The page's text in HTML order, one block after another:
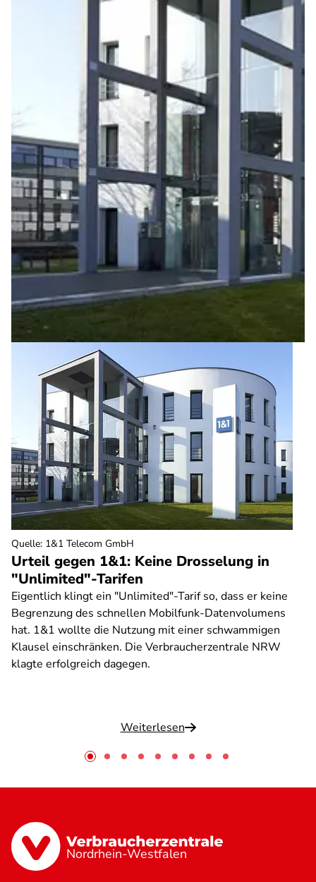
Urteil gegen 1&1: Keine Drosselung in
"Unlimited"-Tarifen
Eigentlich klingt ein "Unlimited"-Tarif so, dass er keine
Begrenzung des schnellen Mobilfunk-Datenvolumens
hat. 1&1 wollte die Nutzung mit einer schwammigen
Klausel einschränken. Die Verbraucherzentrale NRW
klagte erfolgreich dagegen.
Weiterlesen
Quelle: 1&1 Telecom GmbH
Nordrhein-Westfalen